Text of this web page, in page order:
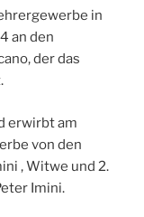
in
an den
der das
erwirbt am
von den
, Witwe und 2.
Imini.